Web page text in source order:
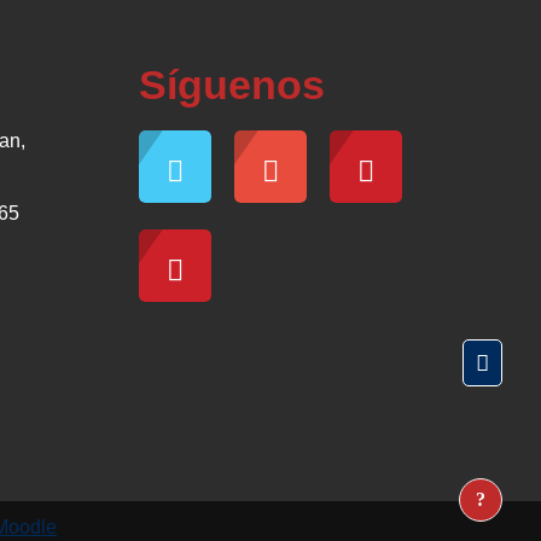
Síguenos